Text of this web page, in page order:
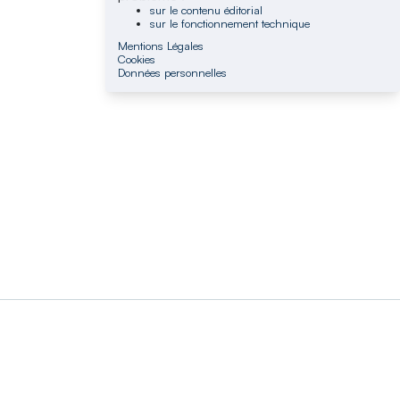
sur le contenu éditorial
sur le fonctionnement technique
Mentions Légales
Cookies
Données personnelles